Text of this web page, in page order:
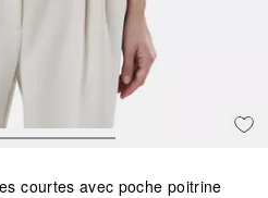
courtes avec poche poitrine